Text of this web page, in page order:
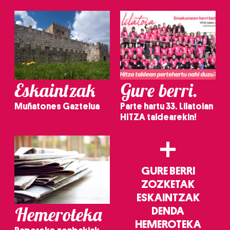
Eskaintzak
Muñatones Gaztelua
Gure berri.
Parte hartu 33. Lilatoian
HITZA taldearekin!
Hemeroteka
+
GURE BERRI
ZOZKETAK
ESKAINTZAK
DENDA
HEMEROTEKA